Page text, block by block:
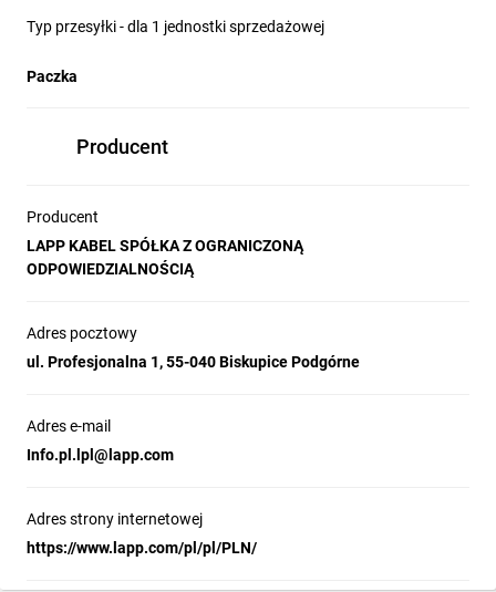
Typ przesyłki - dla 1 jednostki sprzedażowej
Paczka
Producent
Producent
LAPP KABEL SPÓŁKA Z OGRANICZONĄ
ODPOWIEDZIALNOŚCIĄ
Adres pocztowy
ul. Profesjonalna 1, 55-040 Biskupice Podgórne
Adres e-mail
Info.pl.lpl@lapp.com
Adres strony internetowej
https://www.lapp.com/pl/pl/PLN/